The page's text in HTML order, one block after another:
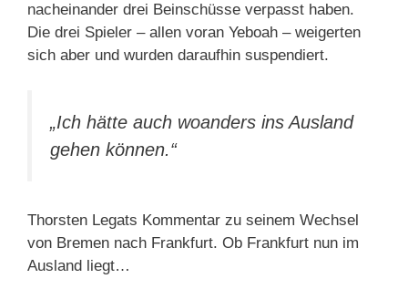
nacheinander drei Beinschüsse verpasst haben.
Die drei Spieler – allen voran Yeboah – weigerten
sich aber und wurden daraufhin suspendiert.
„Ich hätte auch woanders ins Ausland
gehen können.“
Thorsten Legats Kommentar zu seinem Wechsel
von Bremen nach Frankfurt. Ob Frankfurt nun im
Ausland liegt…